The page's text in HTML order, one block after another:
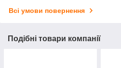
Всі умови повернення
Подібні товари компанії